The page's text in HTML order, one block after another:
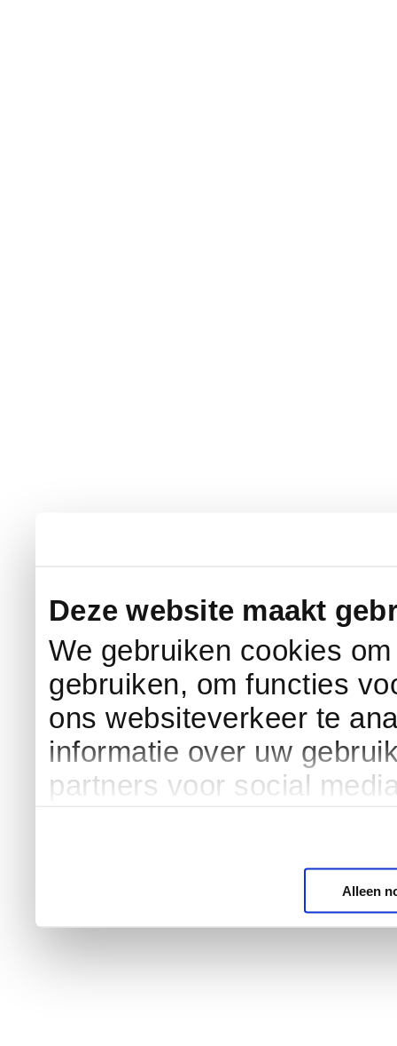
Deze website maakt
We gebruiken cookies
gebruiken, om functies
ons websiteverkeer te
informatie over uw
partners voor social
Alleen